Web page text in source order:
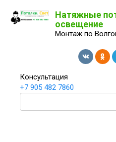
контенту
Натяжные
освещение
Монтаж по
Консультация
+7 905 482 7860
Поиск: